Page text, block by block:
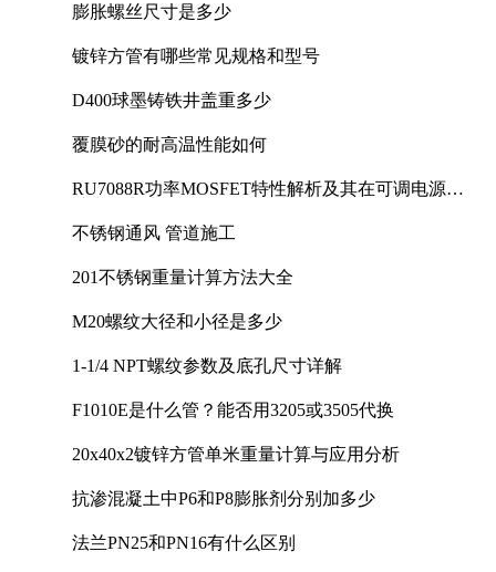
膨胀螺丝尺寸是多少
镀锌方管有哪些常见规格和型号
D400球墨铸铁井盖重多少
覆膜砂的耐高温性能如何
RU7088R功率MOSFET特性解析及其在可调电源设
不锈钢通风 管道施工
201不锈钢重量计算方法大全
M20螺纹大径和小径是多少
1-1/4 NPT螺纹参数及底孔尺寸详解
F1010E是什么管？能否用3205或3505代换
20x40x2镀锌方管单米重量计算与应用分析
抗渗混凝土中P6和P8膨胀剂分别加多少
法兰PN25和PN16有什么区别